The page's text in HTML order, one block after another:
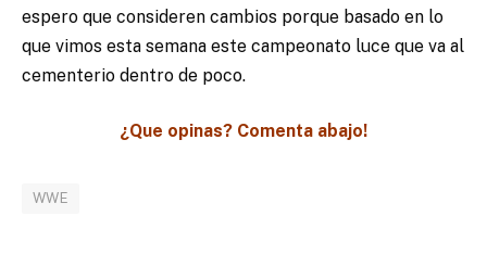
espero que consideren cambios porque basado en lo
que vimos esta semana este campeonato luce que va al
cementerio dentro de poco.
¿Que opinas? Comenta abajo!
WWE